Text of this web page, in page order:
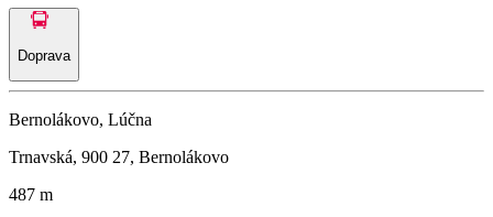
Doprava
Bernolákovo, Lúčna
Trnavská, 900 27, Bernolákovo
487 m